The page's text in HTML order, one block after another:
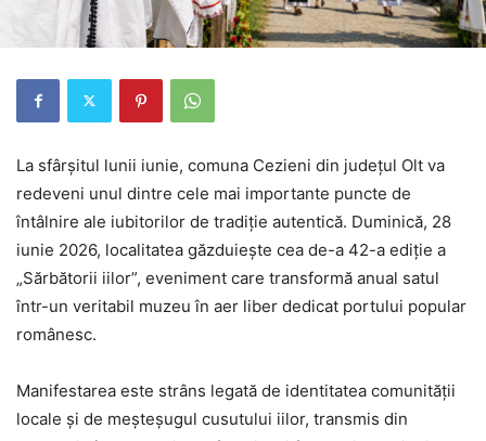
La sfârșitul lunii iunie, comuna Cezieni din județul Olt va
redeveni unul dintre cele mai importante puncte de
întâlnire ale iubitorilor de tradiție autentică. Duminică, 28
iunie 2026, localitatea găzduiește cea de-a 42-a ediție a
„Sărbătorii iilor”, eveniment care transformă anual satul
într-un veritabil muzeu în aer liber dedicat portului popular
românesc.
Manifestarea este strâns legată de identitatea comunității
locale și de meșteșugul cusutului iilor, transmis din